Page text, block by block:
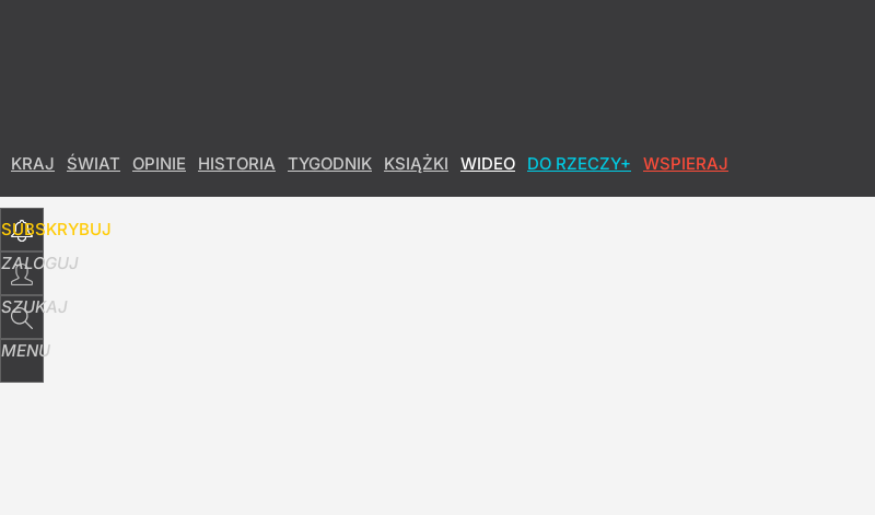
KRAJ ŚWIAT OPINIE HISTORIA TYGODNIK KSIĄŻKI WIDEO DO RZECZY+ WSPIERAJ
SUBSKRYBUJ
ZALOGUJ
SZUKAJ
MENU